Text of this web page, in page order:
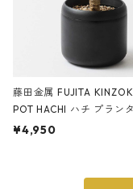
藤田金属 FUJITA
POT HACHI ハチ プラン
ト 3号 ブラック
¥4,950